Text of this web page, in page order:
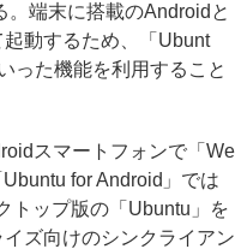
。端末に搭載のAndroidと
動するため、「Ubunt
った機能を利用すること
スマートフォンで「We
for Android」では
トップ版の「Ubuntu」を
ズ向けのシンクライアン